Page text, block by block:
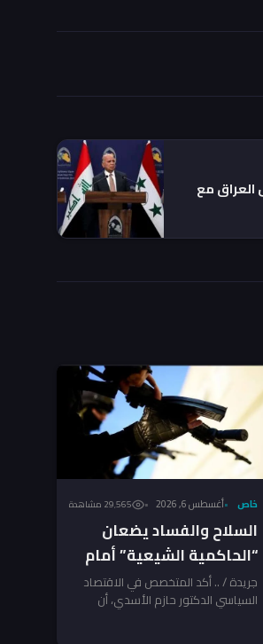
العراق مع
خاص أغسطس 6, 2026 29٬565 مشاهدة
السلاح والفساد يضعان
“الحاكمية الشيعية” أمام
فرصتها الأخيرة ـ تحليل
الاسدي
جريدة / .. أكد المتخصص في الاقتصاد
السياسي الدكتور حازم الأسدي، أن